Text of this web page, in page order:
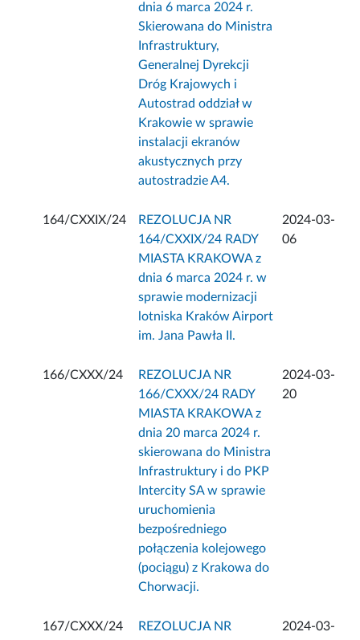
dnia 6 marca 2024 r.
Skierowana do Ministra
Infrastruktury,
Generalnej Dyrekcji
Dróg Krajowych i
Autostrad oddział w
Krakowie w sprawie
instalacji ekranów
akustycznych przy
autostradzie A4.
164/CXXIX/24
REZOLUCJA NR
164/CXXIX/24 RADY
MIASTA KRAKOWA z
dnia 6 marca 2024 r. w
sprawie modernizacji
lotniska Kraków Airport
im. Jana Pawła II.
2024-03-
06
166/CXXX/24
REZOLUCJA NR
166/CXXX/24 RADY
MIASTA KRAKOWA z
dnia 20 marca 2024 r.
skierowana do Ministra
Infrastruktury i do PKP
Intercity SA w sprawie
uruchomienia
bezpośredniego
połączenia kolejowego
(pociągu) z Krakowa do
Chorwacji.
2024-03-
20
167/CXXX/24
REZOLUCJA NR
2024-03-